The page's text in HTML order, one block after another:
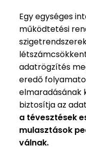
Egy egységes
működtetési
adatrögzítés
eredő
elmaradásának
biztosítja az
a tévesztések
mulasztások
válnak.